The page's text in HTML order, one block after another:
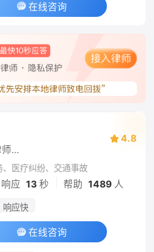
在线咨询
广东新生代律师事务所
4.8
、医疗纠纷、交通事故
响应 13秒 帮助 1489人
响应快
在线咨询